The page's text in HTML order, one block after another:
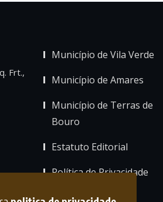
Frt.,
Município de Vila Verde
Município de Amares
Município de Terras de
Bouro
Estatuto Editorial
Política de Privacidade